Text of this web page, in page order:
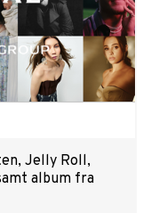
til Robert Smith
og Reeves
Smith skapte
Cure-
albumets
skulpturen
Jelly Roll,
album fra